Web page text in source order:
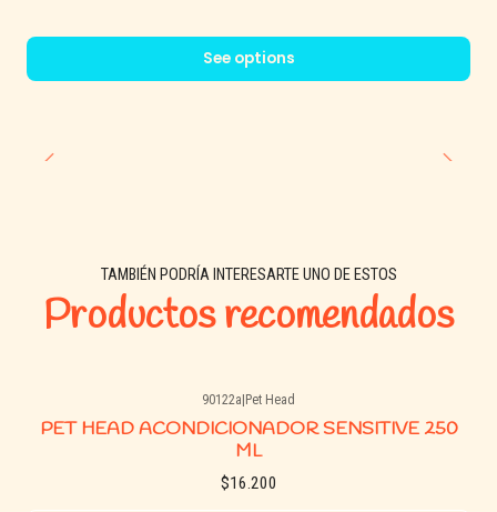
¡Y listo! Piel más suave, protegida e hidratada.
See options
TAMBIÉN PODRÍA INTERESARTE UNO DE ESTOS
Productos recomendados
90122a|Pet Head
PET HEAD ACONDICIONADOR SENSITIVE 250
ML
$16.200